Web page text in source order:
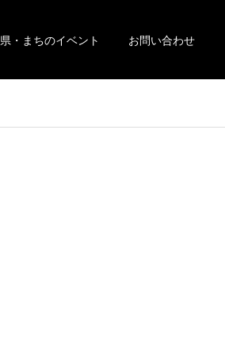
県・まちのイベント お問い合わせ